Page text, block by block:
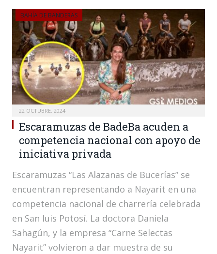
BAHÍA DE BANDERAS
22 OCTUBRE, 2024
Escaramuzas de BadeBa acuden a
competencia nacional con apoyo de
iniciativa privada
Escaramuzas “Las Alazanas de Bucerías” se
encuentran representando a Nayarit en una
competencia nacional de charrería celebrada
en San luis Potosí. La doctora Daniela
Sahagún, y la empresa “Carne Selectas
Nayarit” volvieron a dar muestra de su